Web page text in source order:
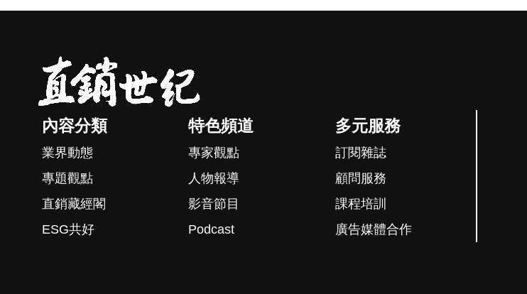
內容分類
業界動態
專題觀點
直銷藏經閣
ESG共好
特色頻道
專家觀點
人物報導
影音節目
Podcast
多元服務
訂閱雜誌
顧問服務
課程培訓
廣告媒體合作